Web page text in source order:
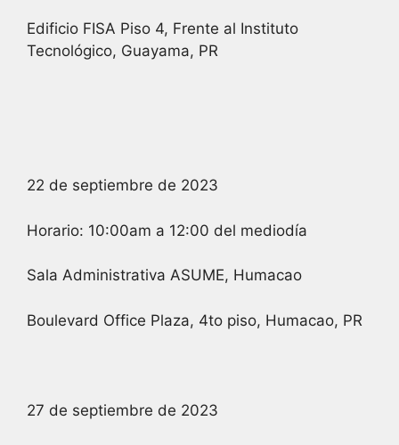
Edificio FISA Piso 4, Frente al Instituto
Tecnológico, Guayama, PR
22 de septiembre de 2023
Horario: 10:00am a 12:00 del mediodía
Sala Administrativa ASUME, Humacao
Boulevard Office Plaza, 4to piso, Humacao, PR
27 de septiembre de 2023